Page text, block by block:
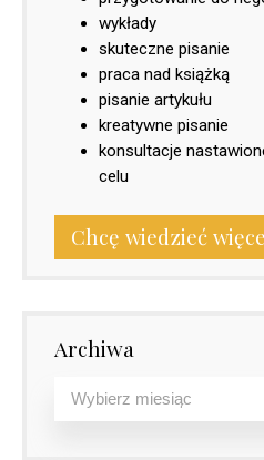
wykłady
skuteczne pisanie
praca nad książką
pisanie artykułu
kreatywne pisanie
konsultacje
celu
Chcę wiedzieć
Archiwa